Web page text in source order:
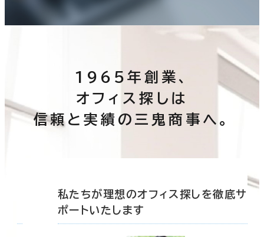
1965年創業、
オフィス探しは
信頼と実績の三鬼商事へ。
私たちが理想のオフィス探しを徹底サ
ポートいたします